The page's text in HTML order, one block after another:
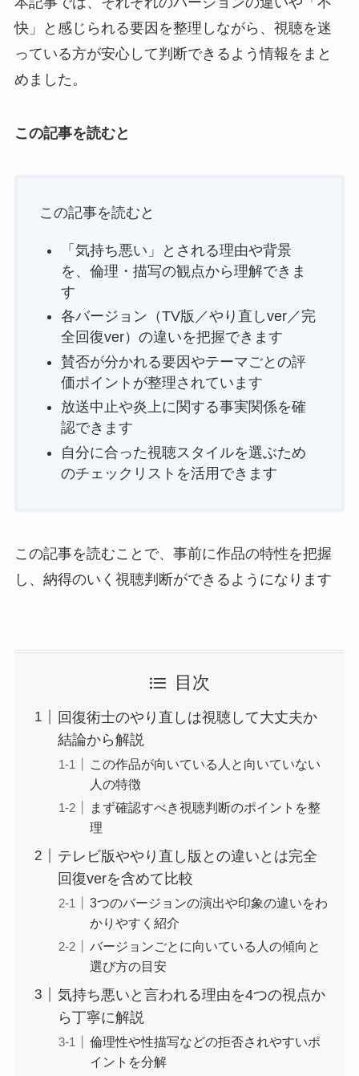
快」と感じられる要因を整理しながら、視聴を迷
っている方が安心して判断できるよう情報をまと
めました。
この記事を読むと
この記事を読むと
「気持ち悪い」とされる理由や背景
を、倫理・描写の観点から理解できま
す
各バージョン（TV版／やり直しver／完
全回復ver）の違いを把握できます
賛否が分かれる要因やテーマごとの評
価ポイントが整理されています
放送中止や炎上に関する事実関係を確
認できます
自分に合った視聴スタイルを選ぶため
のチェックリストを活用できます
この記事を読むことで、事前に作品の特性を把握
し、納得のいく視聴判断ができるようになります
目次
回復術士のやり直しは視聴して大丈夫か
結論から解説
この作品が向いている人と向いていない
人の特徴
まず確認すべき視聴判断のポイントを整
理
テレビ版ややり直し版との違いとは完全
回復verを含めて比較
3つのバージョンの演出や印象の違いをわ
かりやすく紹介
バージョンごとに向いている人の傾向と
選び方の目安
気持ち悪いと言われる理由を4つの視点か
ら丁寧に解説
倫理性や性描写などの拒否されやすいポ
イントを分解